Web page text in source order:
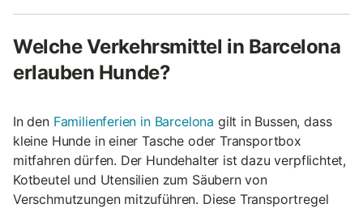
Welche Verkehrsmittel in Barcelona
erlauben Hunde?
In den Familienferien in Barcelona gilt in Bussen, dass
kleine Hunde in einer Tasche oder Transportbox
mitfahren dürfen. Der Hundehalter ist dazu verpflichtet,
Kotbeutel und Utensilien zum Säubern von
Verschmutzungen mitzuführen. Diese Transportregel